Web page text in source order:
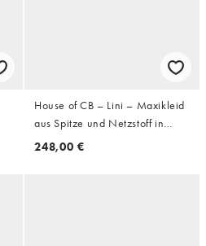
House of CB – Lini – Maxikleid
aus Spitze und Netzstoff in
Babyblau
248,00 €